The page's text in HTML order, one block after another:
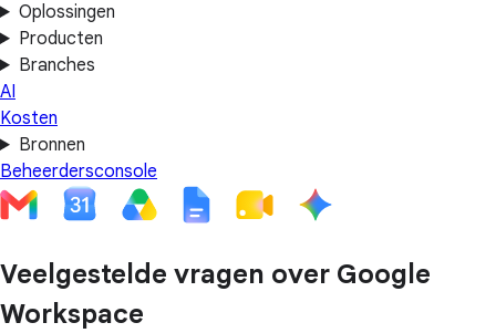
Oplossingen
Producten
Branches
AI
Kosten
Bronnen
Beheerdersconsole
Veelgestelde vragen over Google
Workspace